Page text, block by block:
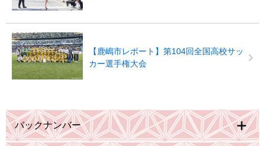
【鹿嶋市レポート】第104回全国高校サッ
カー選手権大会
バックナンバー